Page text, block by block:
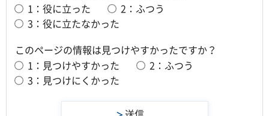
1：役に立った
2：ふつう
3：役に立たなかった
このページの情報は見つけやすかったですか？
1：見つけやすかった
2：ふつう
3：見つけにくかった